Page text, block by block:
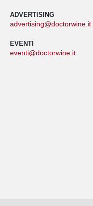
ADVERTISING
advertising@doctorwine.it
EVENTI
eventi@doctorwine.it